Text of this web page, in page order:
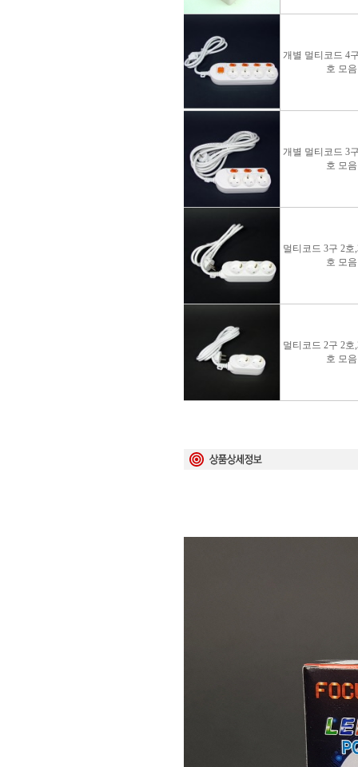
개별 멀티코드 4
호 모음
개별 멀티코드 3
호 모음
멀티코드 3구 2호
호 모음
멀티코드 2구 2호
호 모음